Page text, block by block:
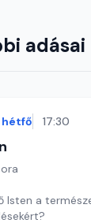
adásai
hétfő 17:30
Isten a